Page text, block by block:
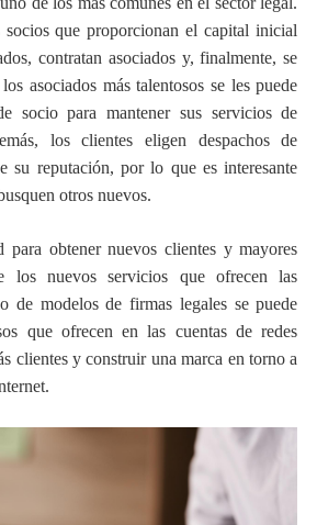
socios que proporcionan el capital inicial
contratan asociados y, finalmente, se
asociados más talentosos se les puede
socio para mantener sus servicios de
los clientes eligen despachos de
su reputación, por lo que es interesante
otros nuevos.
para obtener nuevos clientes y mayores
nuevos servicios que ofrecen las
de modelos de firmas legales se puede
que ofrecen en las cuentas de redes
clientes y construir una marca en torno a